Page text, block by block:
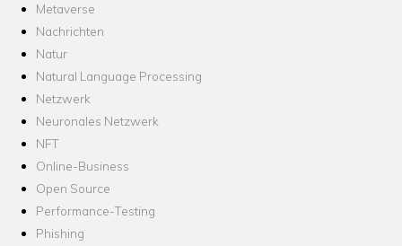
Metaverse
Nachrichten
Natur
Natural Language Processing
Netzwerk
Neuronales Netzwerk
NFT
Online-Business
Open Source
Performance-Testing
Phishing